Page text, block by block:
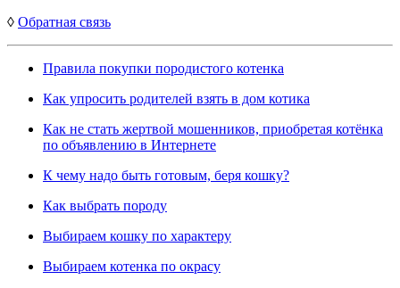
◊ Обратная связь
Правила покупки породистого котенка
Как упросить родителей взять в дом котика
Как не стать жертвой мошенников, приобретая котёнка
по объявлению в Интернете
К чему надо быть готовым, беря кошку?
Как выбрать породу
Выбираем кошку по характеру
Выбираем котенка по окрасу